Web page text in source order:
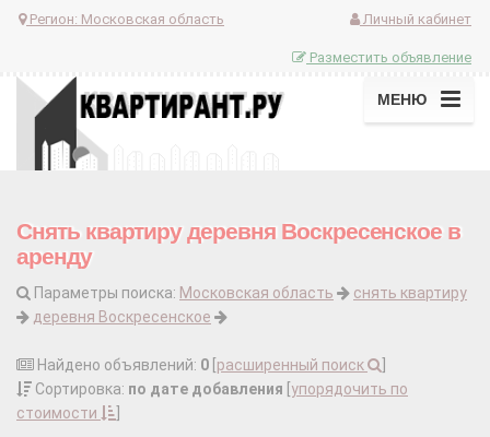
Регион: Московская область Личный кабинет
Разместить объявление
МЕНЮ
Снять квартиру деревня Воскресенское в
аренду
Параметры поиска: Московская область
снять квартиру
деревня Воскресенское
Найдено объявлений: 0 расширенный поиск
Сортировка: по дате добавления упорядочить по
стоимости